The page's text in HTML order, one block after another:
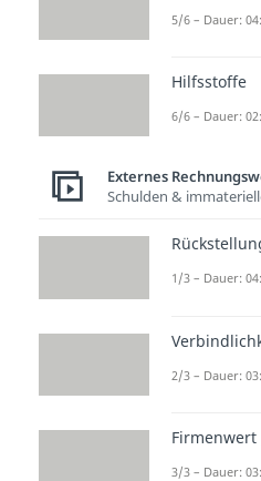
zu
du eine
der
„Bank“.
gleichen
sich
5/6 – Dauer:
Hilfsstoffe
6/6 – Dauer:
Externes
Schulden &
1/3 – Dauer:
2/3 – Dauer:
3/3 – Dauer: